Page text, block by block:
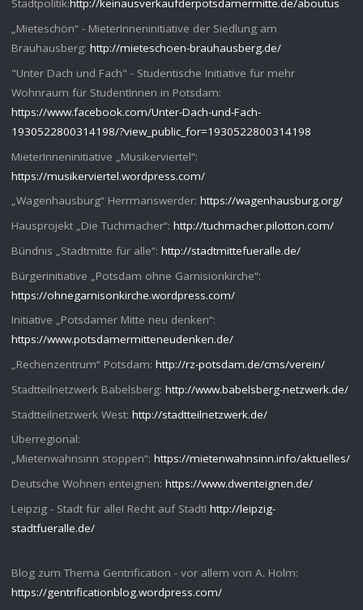
Stadtpolitik:http://keinausverkaufderpotsdamermitte.de/aboutus
„Mieteschön“ - MieterInneninitiative der Siedlung am
Brauhausberg: http://mieteschoen-brauhausberg.de/
"Unter Dach und Fach" - Studentische Initiative für mehr
Wohnraum für StudentInnen in Potsdam:
https://www.facebook.com/Unter-Dach-und-Fach-
1930522800314198/?view_public_for=1930522800314198
MieterInneninitiative „Musikerviertel“:
https://musikerviertel.wordpress.com/
„Wagenhausburg“ Herrmanswerder: https://wagenhausburg.org/
Hausprojekt „Die Tuchmacher“: http://tuchmacher.pilotton.com/
Bündnis „Stadtmitte für alle“: http://stadtmittefueralle.de/
Bürgerinitiative „Potsdam ohne Garnisionkirche“:
https://ohnegarnisonkirche.wordpress.com/
Initiative „Potsdamer Mitte neu denken“:
https://www.potsdamermitteneudenken.de/
„Rechenzentrum“ Potsdam: http://rz-potsdam.de/cms/verein/
Stadtteilnetzwerk Babelsberg: http://www.babelsberg-netzwerk.de/
Stadtteilnetzwerk West: http://stadtteilnetzwerk.de/
Überregional:
„Mietenwahnsinn stoppen“: https://mietenwahnsinn.info/aktuelles/
Deutsche Wohnen enteignen: https://www.dwenteignen.de/
Leipzig - Stadt für alle! Recht auf Stadt! http://leipzig-
stadtfueralle.de/
Blog zum Thema Gentrification - vor allem von A. Holm:
https://gentrificationblog.wordpress.com/